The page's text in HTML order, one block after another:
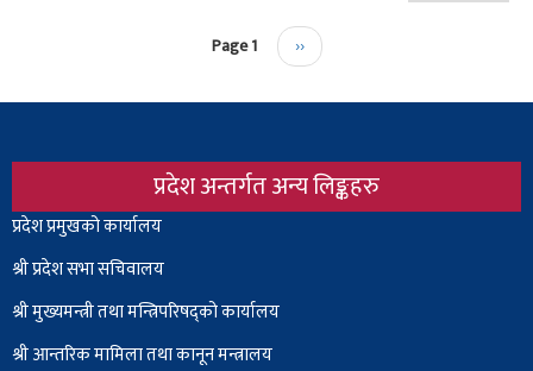
Page 1
Next
page
››
प्रदेश अन्तर्गत अन्य लिङ्कहरु
Body
प्रदेश प्रमुखको कार्यालय
श्री प्रदेश सभा सचिवालय
श्रीमुख्यमन्त्री तथा मन्त्रिपरिषद्को कार्यालय
श्री आन्तरिक मामिला तथा कानून मन्त्रालय